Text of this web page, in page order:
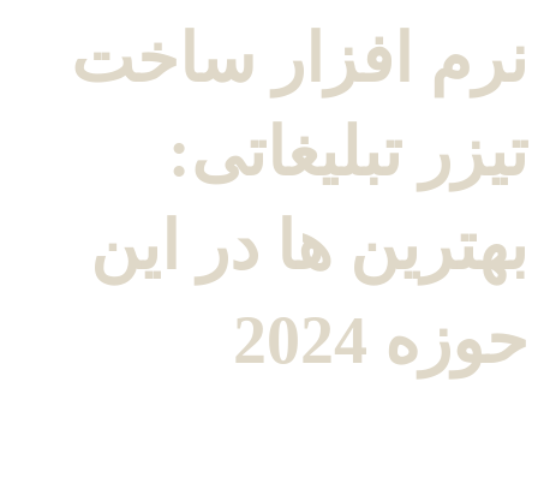
نرم افزار ساخت
تیزر تبلیغاتی:
بهترین ها در این
حوزه 2024